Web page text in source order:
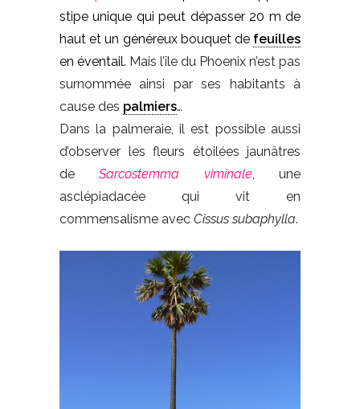
stipe unique qui peut dépasser 20 m de
haut et un généreux bouquet de feuilles
en éventail. Mais l’île du Phoenix n’est pas
surnommée ainsi par ses habitants à
cause des palmiers…
Dans la palmeraie, il est possible aussi
d’observer les fleurs étoilées jaunâtres
deSarcostemma viminale , une
asclépiadacée qui vit en
commensalisme avec Cissus subaphylla.